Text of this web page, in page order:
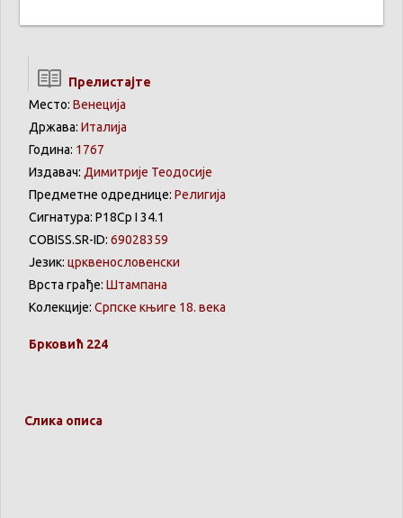
Прелистајте
Место: Венеција
Држава: Италија
Година: 1767
Издавач: Димитрије Теодосије
Предметне одреднице: Религија
Сигнатура: Р18Ср I 34.1
COBISS.SR-ID: 69028359
Језик: црквенословенски
Врста грађе: Штампана
Колекције: Српске књиге 18. века
Брковић 224
Слика описа